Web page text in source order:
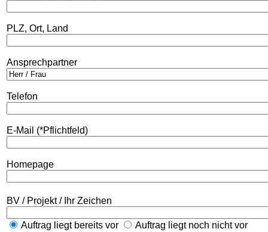
PLZ, Ort, Land
Ansprechpartner
Telefon
E-Mail (*Pflichtfeld)
Homepage
BV / Projekt / Ihr Zeichen
Auftrag liegt bereits vor Auftrag liegt noch nicht vor